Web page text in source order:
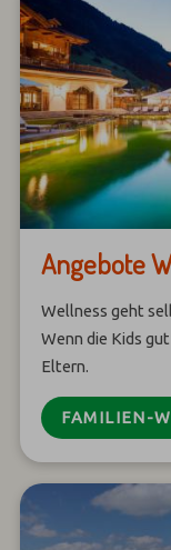
Angebote
Wellness geht
Wenn die Kids
Eltern.
FAMILIEN-